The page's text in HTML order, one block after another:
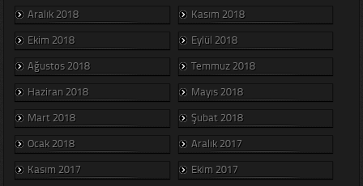
Aralık 2018
Kasım 2018
Ekim 2018
Eylül 2018
Ağustos 2018
Temmuz 2018
Haziran 2018
Mayıs 2018
Mart 2018
Şubat 2018
Ocak 2018
Aralık 2017
Kasım 2017
Ekim 2017